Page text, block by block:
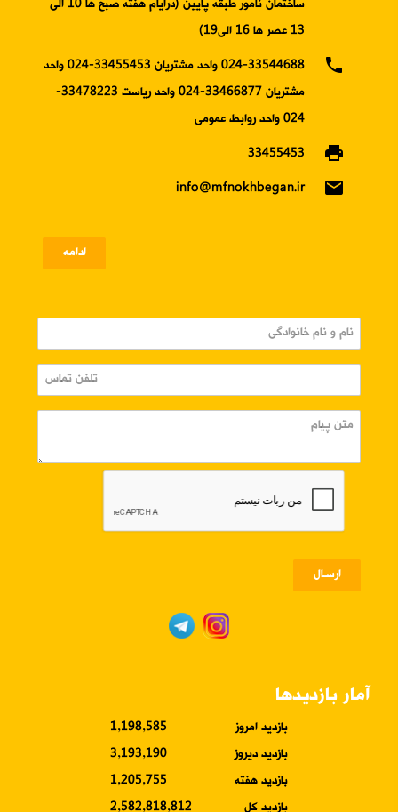
ساختمان نامور طبقه پایین (درایام هفته صبح ها 10 الی
13 عصر ها 16 الی19)
phone
024-33544688 واحد مشتریان 33455453-024 واحد
مشتریان 33466877-024 واحد ریاست 33478223-
024 واحد روابط عمومی
print
33455453
email
info@mfnokhbegan.ir
ادامه
ارسـال
آمار بازدیدها
بازدید امروز
1,198,585
بازدید دیروز
3,193,190
بازدید هفته
1,205,755
بازدید کل
2,582,818,812